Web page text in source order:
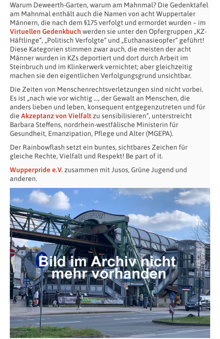
Warum Deweerth-Garten, warum am Mahnmal? Die Gedenktafel
am Mahnmal enthält auch die Namen von acht Wuppertaler
Männern, die nach dem §175 verfolgt und ermordet wurden – im
Virtuellen Gedenkbuch werden sie unter den Opfergruppen „KZ-
Häftlinge“, „Politisch Verfolgte“ und „Euthanasieopfer“ geführt!
Diese Kategorien stimmen zwar auch, die meisten der acht
Männer wurden in KZs deportiert und dort durch Arbeit im
Steinbruch und im Klinkerwerk vernichtet; aber gleichzeitig
machen sie den eigentlichen Verfolgungsgrund unsichtbar.
Die Zeiten von Menschenrechtsverletzungen sind nicht vorbei.
Es ist „nach wie vor wichtig …, der Gewalt an Menschen, die
anders lieben und leben, konsequent entgegenzutreten und für
die Akzeptanz von Vielfalt zu sensibilisieren“, unterstreicht
Barbara Steffens, nordrhein-westfälische Ministerin für
Gesundheit, Emanzipation, Pflege und Alter (MGEPA).
Der Rainbowflash setzt ein buntes, sichtbares Zeichen für
gleiche Rechte, Vielfalt und Respekt! Be part of it.
Wupperpride e.V. zusammen mit Jusos, Grüne Jugend und
anderen.